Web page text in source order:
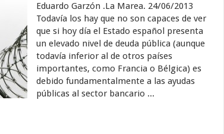
Eduardo Garzón .La Marea. 24/06/2013
Todavía los hay que no son capaces de ver
que si hoy día el Estado español presenta
un elevado nivel de deuda pública (aunque
todavía inferior al de otros países
importantes, como Francia o Bélgica) es
debido fundamentalmente a las ayudas
públicas al sector bancario ...